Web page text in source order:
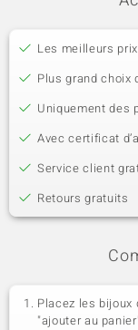
Les meilleurs prix
Plus grand choix
Uniquement des
Avec certificat
Service client
Retours gratuits
Placez les bijoux
"ajouter au